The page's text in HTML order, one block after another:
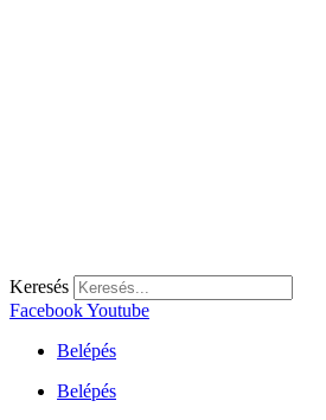
Keresés
FacebookYoutube
Belépés
Belépés